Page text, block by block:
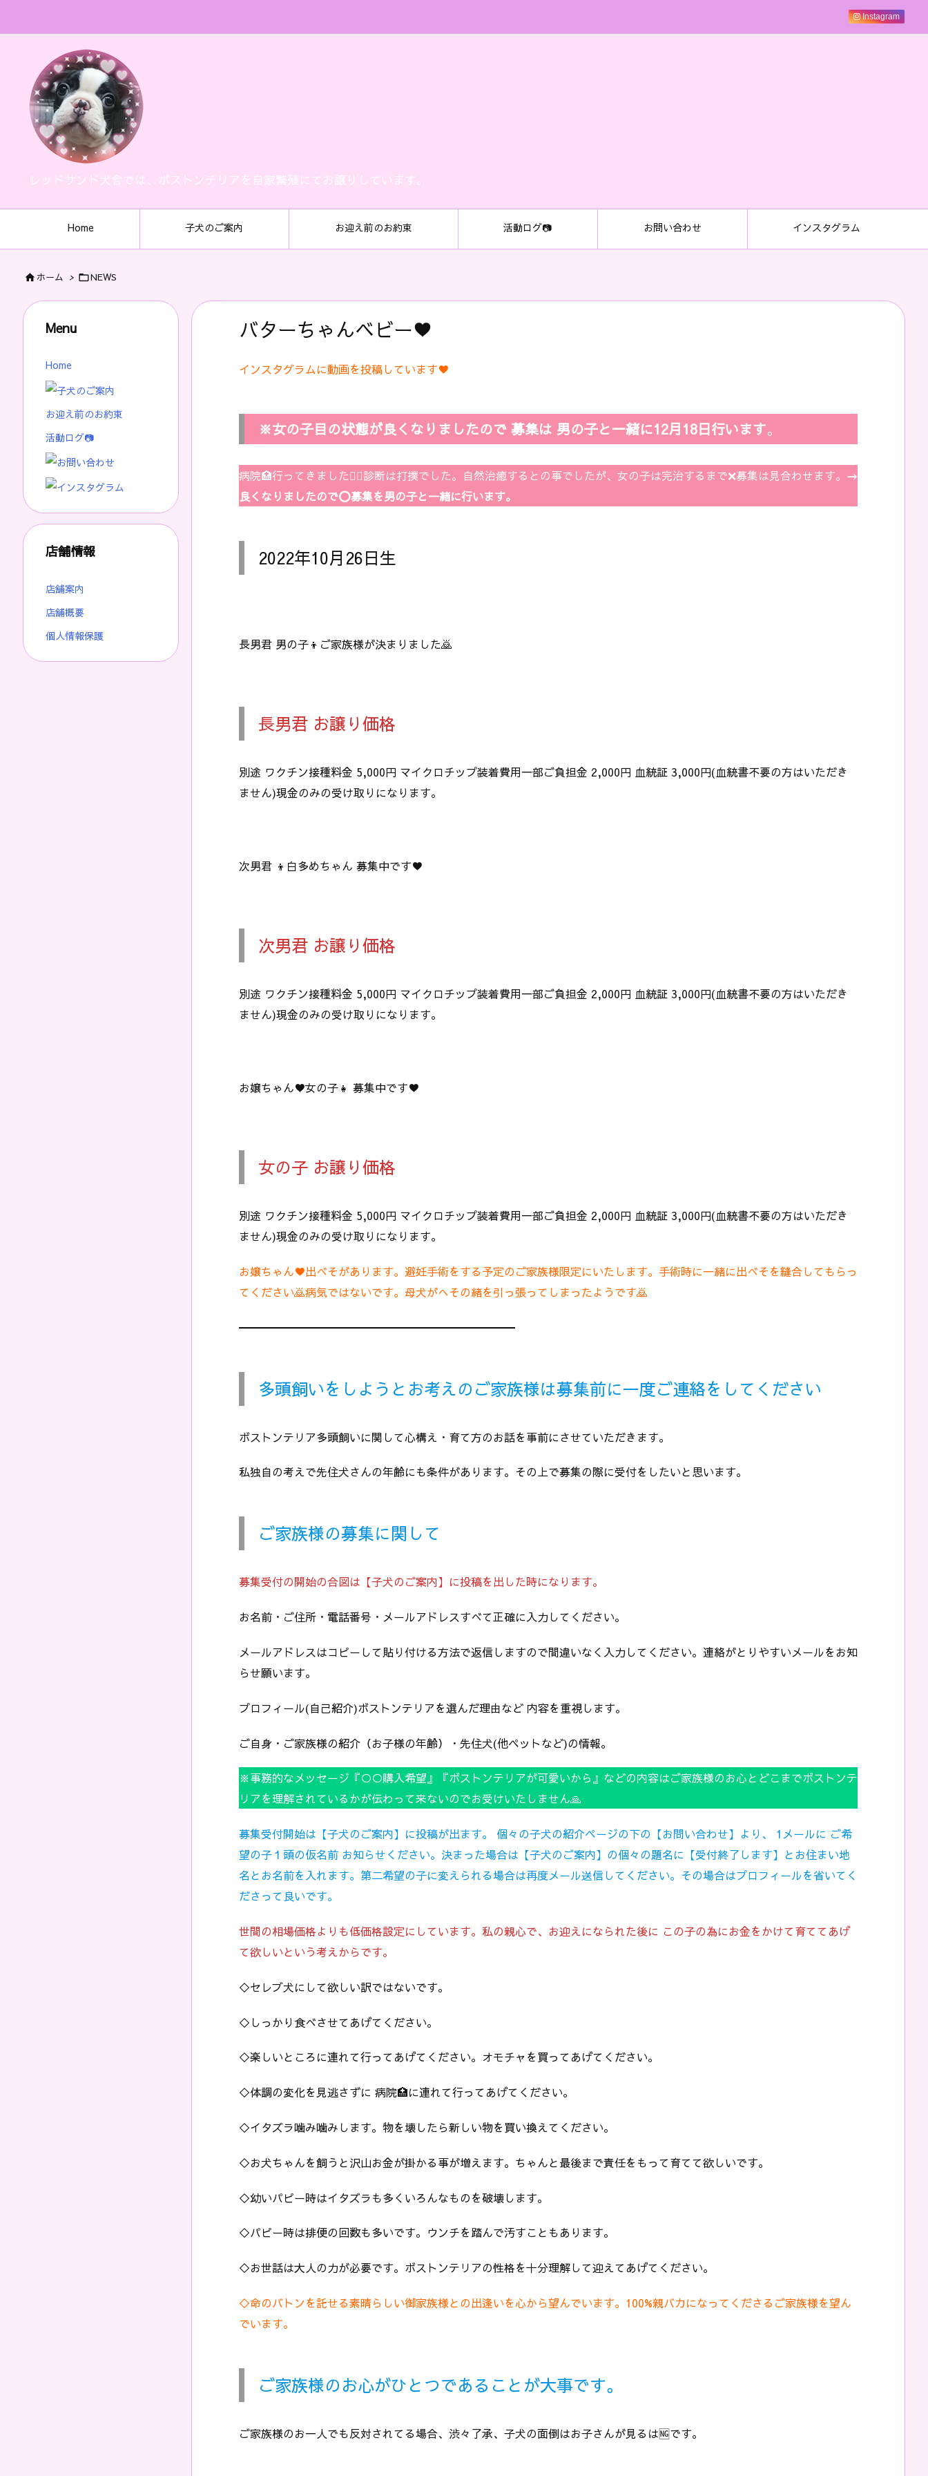
レッドサンド犬舎では、ボストンテリアを自家繁殖にてお譲りしています。
Home 子犬のご案内 お迎え前のお約束 活動ログ📷 お問い合わせ インスタグラム
Instagram
ホーム > NEWS
バターちゃんベビー♥️
インスタグラムに動画を投稿しています♥️
※女の子目の状態が良くなりましたので 募集は 男の子と一緒に12月18日行います。
病院🏥行ってきました👨‍⚕️診断は打撲でした。自然治癒するとの事でしたが、女の子は完治するまで❌募集は見合わせます。 →
良くなりましたので⭕募集を男の子と一緒に行います。
2022年10月26日生
長男君 男の子👦ご家族様が決まりました🙇
長男君 お譲り価格
別途 ワクチン接種料金 5,000円 マイクロチップ装着費用一部ご負担金 2,000円 血統証 3,000円(血統書不要の方はいただき
ません)現金のみの受け取りになります。
次男君 👦白多めちゃん 募集中です♥️
次男君 お譲り価格
別途 ワクチン接種料金 5,000円 マイクロチップ装着費用一部ご負担金 2,000円 血統証 3,000円(血統書不要の方はいただき
ません)現金のみの受け取りになります。
お嬢ちゃん♥️女の子👧 募集中です♥️
女の子 お譲り価格
別途 ワクチン接種料金 5,000円 マイクロチップ装着費用一部ご負担金 2,000円 血統証 3,000円(血統書不要の方はいただき
ません)現金のみの受け取りになります。
お嬢ちゃん♥️出べそがあります。避妊手術をする予定のご家族様限定にいたします。手術時に一緒に出べそを縫合してもらっ
てください🙇病気ではないです。母犬がへその緒を引っ張ってしまったようです🙇
━━━━━━━━━━━━━━━━━━━━━━━━━
多頭飼いをしようとお考えのご家族様は募集前に一度ご連絡をしてください
ボストンテリア多頭飼いに関して心構え・育て方のお話を事前にさせていただきます。
私独自の考えで先住犬さんの年齢にも条件があります。その上で募集の際に受付をしたいと思います。
ご家族様の募集に関して
募集受付の開始の合図は【子犬のご案内】に投稿を出した時になります。
お名前・ご住所・電話番号・メールアドレスすべて正確に入力してください。
メールアドレスはコピーして貼り付ける方法で返信しますので間違いなく入力してください。連絡がとりやすいメールをお知
らせ願います。
プロフィール(自己紹介)ボストンテリアを選んだ理由など 内容を重視します。
ご自身・ご家族様の紹介（お子様の年齢）・先住犬(他ペットなど)の情報。
※事務的なメッセージ『○○購入希望』『ボストンテリアが可愛いから』などの内容はご家族様のお心とどこまでボストンテ
リアを理解されているかが伝わって来ないのでお受けいたしません🙏
募集受付開始は【子犬のご案内】に投稿が出ます。 個々の子犬の紹介ページの下の【お問い合わせ】より、 1メールに ご希
望の子１頭の仮名前 お知らせください。決まった場合は【子犬のご案内】の個々の題名に【受付終了します】とお住まい地
名とお名前を入れます。第二希望の子に変えられる場合は再度メール送信してください。その場合はプロフィールを省いてく
ださって良いです。
世間の相場価格よりも低価格設定にしています。私の親心で、お迎えになられた後に この子の為にお金をかけて育ててあげ
て欲しいという考えからです。
◇セレブ犬にして欲しい訳ではないです。
◇しっかり食べさせてあげてください。
◇楽しいところに連れて行ってあげてください。オモチャを買ってあげてください。
◇体調の変化を見逃さずに 病院🏥に連れて行ってあげてください。
◇イタズラ噛み噛みします。物を壊したら新しい物を買い換えてください。
◇お犬ちゃんを飼うと沢山お金が掛かる事が増えます。ちゃんと最後まで責任をもって育てて欲しいです。
◇幼いパピー時はイタズラも多くいろんなものを破壊します。
◇パピー時は排便の回数も多いです。ウンチを踏んで汚すこともあります。
◇お世話は大人の力が必要です。ボストンテリアの性格を十分理解して迎えてあげてください。
◇命のバトンを託せる素晴らしい御家族様との出逢いを心から望んでいます。100%親バカになってくださるご家族様を望ん
でいます。
ご家族様のお心がひとつであることが大事です。
ご家族様のお一人でも反対されてる場合、渋々了承、子犬の面倒はお子さんが見るは🆖です。
Menu
Home
お迎え前のお約束
活動ログ📷
店舗情報
店舗案内
店舗概要
個人情報保護